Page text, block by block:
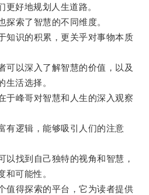
更好地规划人生道路。
索了智慧的不同维度。
识的积累，更关乎对事物本质
以深入了解智慧的价值，以及
生活选择。
峰哥对智慧和人生的深入观察
逻辑，能够吸引人们的注意
找到自己独特的视角和智慧，
和可能性。
得探索的平台，它为读者提供